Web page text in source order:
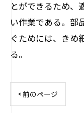
とができるため、
い作業である。部
ぐためには、きめ
る。
< 前のページ